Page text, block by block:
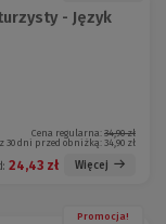
- Język
Cena regularna: 34,90 zł
30 dni przed obniżką: 34,90 zł
24,43 zł Więcej
Promocja!